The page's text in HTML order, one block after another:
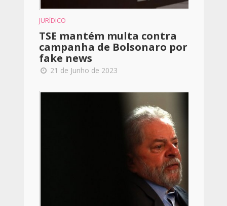
JURÍDICO
TSE mantém multa contra
campanha de Bolsonaro por
fake news
21 de Junho de 2023